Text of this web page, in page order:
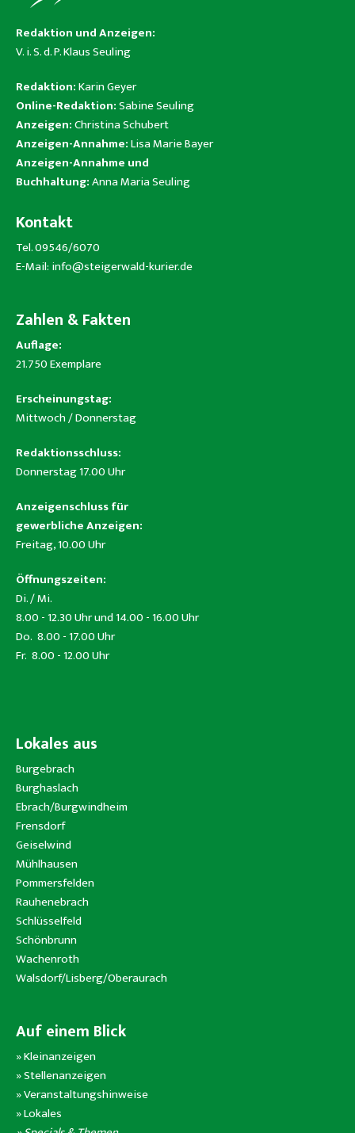
Redaktion und Anzeigen:
V. i. S. d. P. Klaus Seuling
Redaktion:Karin Geyer
Online-Redaktion:Sabine Seuling
Anzeigen:Christina Schubert
Anzeigen-Annahme:Lisa Marie Bayer
Anzeigen-Annahme und
Buchhaltung:Anna Maria Seuling
Kontakt
Tel. 09546/6070
E-Mail: info@steigerwald-kurier.de
Zahlen & Fakten
Auflage:
21.750 Exemplare
Erscheinungstag:
Mittwoch / Donnerstag
Redaktionsschluss:
Donnerstag 17.00 Uhr
Anzeigenschluss für
gewerbliche Anzeigen:
Freitag, 10.00 Uhr
Öffnungszeiten:
Di. / Mi.
8.00 - 12.30 Uhr und 14.00 - 16.00 Uhr
Do. 8.00 - 17.00 Uhr
Fr. 8.00 - 12.00 Uhr
Lokales aus
Burgebrach
Burghaslach
Ebrach/Burgwindheim
Frensdorf
Geiselwind
Mühlhausen
Pommersfelden
Rauhenebrach
Schlüsselfeld
Schönbrunn
Wachenroth
Walsdorf/Lisberg/Oberaurach
Auf einem Blick
»Kleinanzeigen
»Stellenanzeigen
»Veranstaltungshinweise
»Lokales